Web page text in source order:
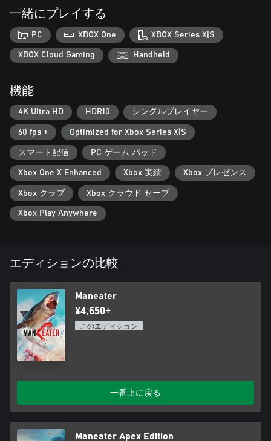
語っていくストーリーモードで、リアリティー番組の背景風の
プレイを楽しみましょう。
多様で魅力的な戦闘 – 他の頂点捕食者を含むどう猛な野生動物
と戦うか、町の酔っぱらいから沿岸警備隊まで、様々な種類の
人間ハンターを相手にバトルしましょう。
伝説へと進化しよう – 人間や野生動物を餌食とし、あなたのサ
利品を見つけていきましょう。
湾岸を探索 – 7つの広大な地域には、湾岸、リゾートビーチ、
産業用ドック、外洋などのバイユーが含まれています。完全な
一緒にプレイする
PC XBOX One XBOX Series X|S
XBOX Cloud Gaming Handheld
機能
4K Ultra HD HDR10 シングルプレイヤー
60 fps + Optimized for Xbox Series X|S
スマート配信 PC ゲーム パッド
Xbox One X Enhanced Xbox 実績 Xbox プレゼンス
Xbox クラブ Xbox クラウド セーブ
Xbox Play Anywhere
エディションの比較
Maneater
¥4,650+
このエディション
一番上に戻る
Maneater Apex Edition